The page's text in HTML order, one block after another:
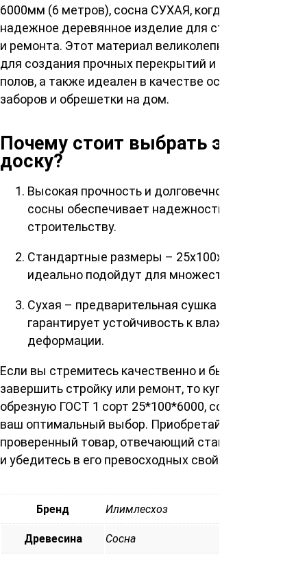
6000мм (6 метров), сосна СУХАЯ, когда им нужно
надежное деревянное изделие для строительства
и ремонта. Этот материал великолепно подходит
для создания прочных перекрытий и черновых
полов, а также идеален в качестве основания для
заборов и обрешетки на дом.
Почему стоит выбрать эту
доску?
Высокая прочность и долговечность – 1 сорт
сосны обеспечивает надежность вашему
строительству.
Стандартные размеры – 25x100x6000 мм
идеально подойдут для множества проектов.
Сухая – предварительная сушка древесины
гарантирует устойчивость к влажности и
деформации.
Если вы стремитесь качественно и быстро
завершить стройку или ремонт, то купить доску
обрезную ГОСТ 1 сорт 25*100*6000, сосна Сухая –
ваш оптимальный выбор. Приобретайте
проверенный товар, отвечающий стандартам ГОСТ,
и убедитесь в его превосходных свойствах!
Бренд Илимлесхоз
Древесина Cосна